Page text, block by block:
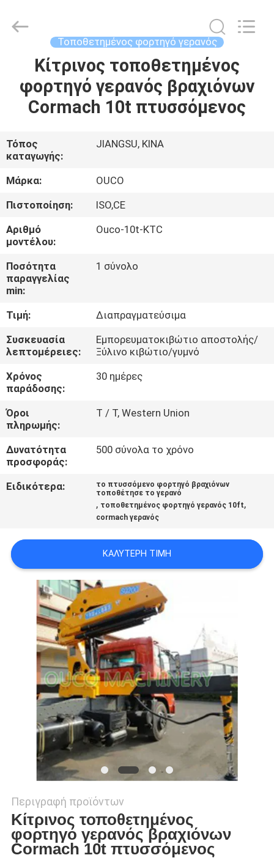
ΣΠΊΤΙ
ΠΡΟΪΌΝΤΑ
ΒΊΝΤΕΟ
ΕΜΦΆΝΙΣΗ
VR
ΣΧΕΤΙΚΆ
ΜΕ
ΕΜΆΣ
ΕΠΙΣΚΈΨΕΙΣ
ΣΤΟ
ΕΡΓΟΣΤΆΣΙΟ
ΈΛΕΓΧΟΣ
ΠΟΙΌΤΗΤΑΣ
ΕΙΔΉΣΕΙΣ
CONTACT
US
SITEMAP
ΠΟΛΙΤΙΚΉ
ΑΠΟΡΡΉΤΟΥ
GROUP
Τοποθετημένος φορτηγό γερανός
Κίτρινος τοποθετημένος
φορτηγό γερανός βραχιόνων
Cormach 10t πτυσσόμενος
Τόπος
καταγωγής:
JIANGSU, ΚΙΝΑ
Μάρκα:
OUCO
Πιστοποίηση:
ISO,CE
Αριθμό
μοντέλου:
Ouco-10t-KTC
Ποσότητα
παραγγελίας
min:
1 σύνολο
Τιμή:
Διαπραγματεύσιμα
Συσκευασία
λεπτομέρειες:
Εμπορευματοκιβώτιο αποστολής/
Ξύλινο κιβώτιο/γυμνό
Χρόνος
παράδοσης:
30 ημέρες
Όροι
πληρωμής:
T / T, Western Union
Δυνατότητα
προσφοράς:
500 σύνολα το χρόνο
Ειδικότερα:
το πτυσσόμενο φορτηγό βραχιόνων
τοποθέτησε το γερανό
, τοποθετημένος φορτηγό γερανός 10ft,
cormach γερανός
ΚΑΛΎΤΕΡΗ ΤΙΜΉ
Περιγραφή προϊόντων
Κίτρινος τοποθετημένος
φορτηγό γερανός βραχιόνων
Cormach 10t πτυσσόμενος